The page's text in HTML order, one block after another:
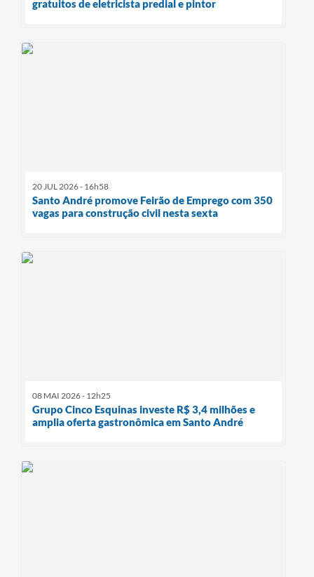
gratuitos de eletricista predial e pintor
20 JUL 2026 - 16h58
Santo André promove Feirão de Emprego com 350
vagas para construção civil nesta sexta
08 MAI 2026 - 12h25
Grupo Cinco Esquinas investe R$ 3,4 milhões e
amplia oferta gastronômica em Santo André